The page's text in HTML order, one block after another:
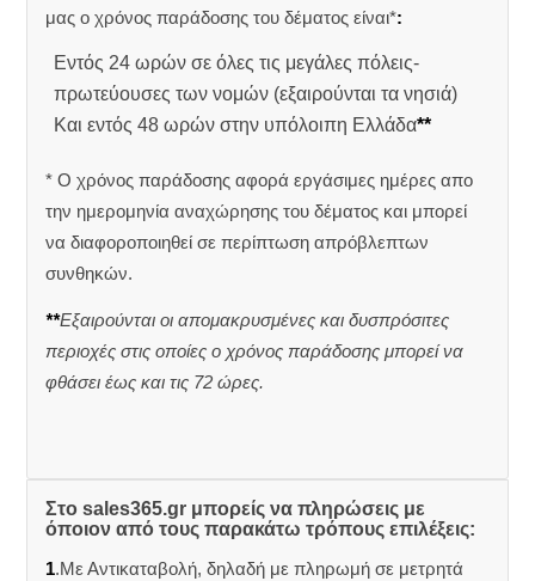
μας ο χρόνος παράδοσης του δέματος είναι*:
Εντός 24 ωρών σε όλες τις μεγάλες πόλεις-
πρωτεύουσες των νομών (εξαιρούνται τα νησιά)
Και εντός 48 ωρών στην υπόλοιπη Ελλάδα**
* Ο χρόνος παράδοσης αφορά εργάσιμες ημέρες απο
την ημερομηνία αναχώρησης του δέματος και μπορεί
να διαφοροποιηθεί σε περίπτωση απρόβλεπτων
συνθηκών.
**Εξαιρούνται οι απομακρυσμένες και δυσπρόσιτες
περιοχές στις οποίες ο χρόνος παράδοσης μπορεί να
φθάσει έως και τις 72 ώρες.
Στο sales365.gr μπορείς να πληρώσεις με
όποιον από τους παρακάτω τρόπους επιλέξεις:
1.Με Αντικαταβολή, δηλαδή με πληρωμή σε μετρητά